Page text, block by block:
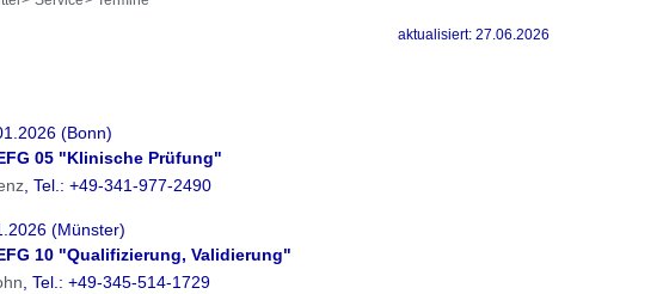
aktualisiert: 27.06.2026
(Bonn)
05 "Klinische Prüfung"
, Tel.: +49-341-977-2490
(Münster)
10 "Qualifizierung, Validierung"
, Tel.: +49-345-514-1729